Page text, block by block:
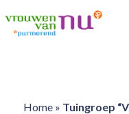
Home» Tuingroep